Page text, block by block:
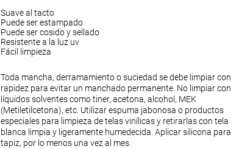
Suave al tacto
Puede ser estampado
Puede ser cosido y sellado
Resistente a la luz uv
Fácil limpieza
Toda mancha, derramamiento o suciedad se debe limpiar con
rapidez para evitar un manchado permanente. No limpiar con
líquidos solventes como tiner, acetona, alcohol, MEK
(Metiletilcetona), etc. Utilizar espuma jabonosa o productos
especiales para limpieza de telas vinílicas y retirarlas con tela
blanca limpia y ligeramente humedecida. Aplicar silicona para
tapiz, por lo menos una vez al mes.